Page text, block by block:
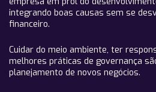
integrando boas causas sem se
financeiro.
Cuidar do meio ambiente, ter
melhores práticas de governança
planejamento de novos negócios.